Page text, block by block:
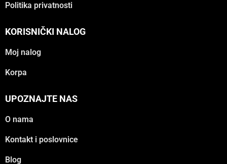
Politika privatnosti
KORISNIČKI NALOG
Moj nalog
Korpa
UPOZNAJTE NAS
O nama
Kontakt i poslovnice
Blog